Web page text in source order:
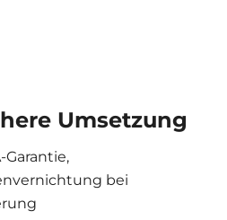
Umsetzung
Garantie,
bei